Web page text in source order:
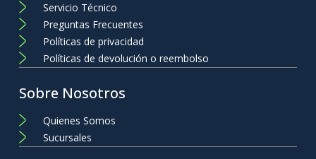
Servicio Técnico
Preguntas Frecuentes
Políticas de privacidad
Políticas de devolución o reembolso
Sobre Nosotros
Quienes Somos
Sucursales